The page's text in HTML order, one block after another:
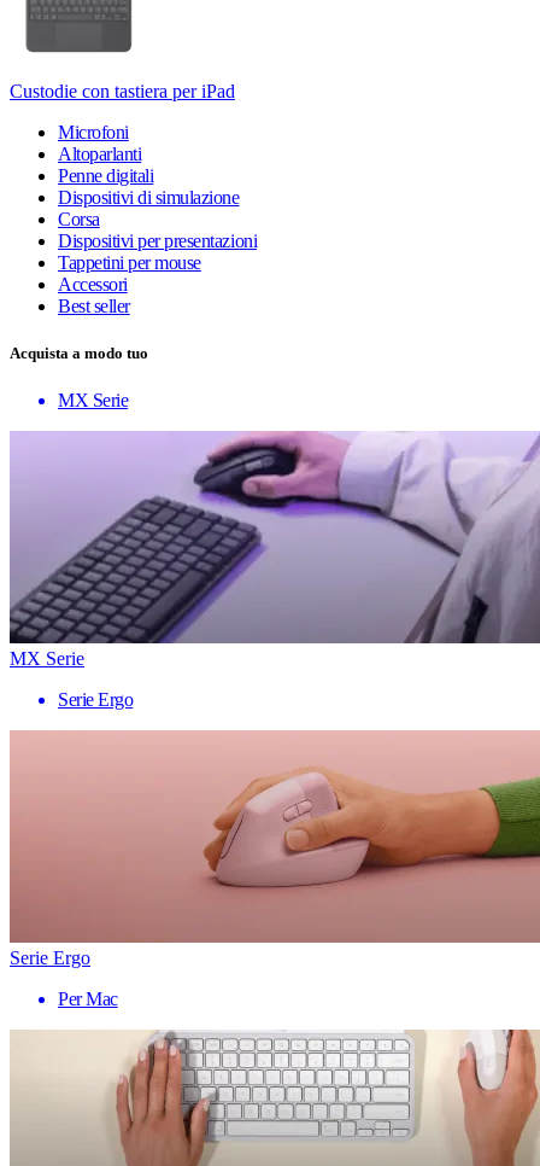
Custodie con tastiera per iPad
Microfoni
Altoparlanti
Penne digitali
Dispositivi di simulazione
Corsa
Dispositivi per presentazioni
Tappetini per mouse
Accessori
Best seller
Acquista a modo tuo
MX Serie
MX Serie
Serie Ergo
Serie Ergo
Per Mac